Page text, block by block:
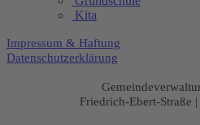
Kita
Impressum & Haftung
Datenschutzerklärung
Friedrich-Ebert-Straße